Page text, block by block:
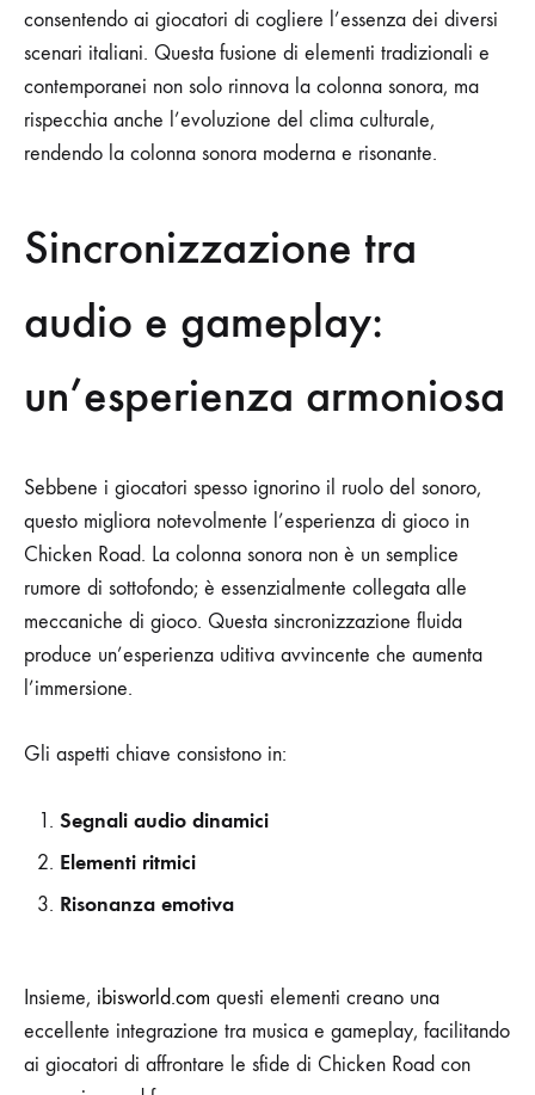
consentendo ai giocatori di cogliere l’essenza dei diversi
scenari italiani. Questa fusione di elementi tradizionali e
contemporanei non solo rinnova la colonna sonora, ma
rispecchia anche l’evoluzione del clima culturale,
rendendo la colonna sonora moderna e risonante.
Sincronizzazione tra
audio e gameplay:
un’esperienza armoniosa
Sebbene i giocatori spesso ignorino il ruolo del sonoro,
questo migliora notevolmente l’esperienza di gioco in
Chicken Road. La colonna sonora non è un semplice
rumore di sottofondo; è essenzialmente collegata alle
meccaniche di gioco. Questa sincronizzazione fluida
produce un’esperienza uditiva avvincente che aumenta
l’immersione.
Gli aspetti chiave consistono in:
Segnali audio dinamici
Elementi ritmici
Risonanza emotiva
Insieme, ibisworld.com questi elementi creano una
eccellente integrazione tra musica e gameplay, facilitando
ai giocatori di affrontare le sfide di Chicken Road con